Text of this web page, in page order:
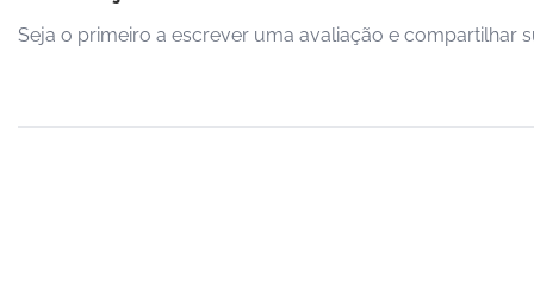
Seja o primeiro a escrever uma avaliação e compartilhar